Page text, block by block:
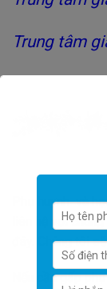
Trung tâm
Phụ huynh và
liên hệ với
đây. Chúng tôi
Nếu cần gấp